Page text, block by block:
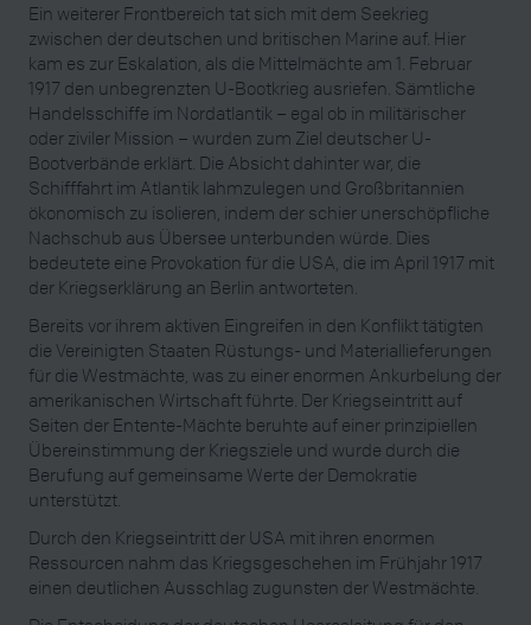
Ein weiterer Frontbereich tat sich mit dem Seekrieg
zwischen der deutschen und britischen Marine auf. Hier
kam es zur Eskalation, als die Mittelmächte am 1. Februar
1917 den unbegrenzten U-Bootkrieg ausriefen. Sämtliche
Handelsschiffe im Nordatlantik – egal ob in militärischer
oder ziviler Mission – wurden zum Ziel deutscher U-
Bootverbände erklärt. Die Absicht dahinter war, die
Schifffahrt im Atlantik lahmzulegen und Großbritannien
ökonomisch zu isolieren, indem der schier unerschöpfliche
Nachschub aus Übersee unterbunden würde. Dies
bedeutete eine Provokation für die USA, die im April 1917 mit
der Kriegserklärung an Berlin antworteten.
Bereits vor ihrem aktiven Eingreifen in den Konflikt tätigten
die Vereinigten Staaten Rüstungs- und Materiallieferungen
für die Westmächte, was zu einer enormen Ankurbelung der
amerikanischen Wirtschaft führte. Der Kriegseintritt auf
Seiten der Entente-Mächte beruhte auf einer prinzipiellen
Übereinstimmung der Kriegsziele und wurde durch die
Berufung auf gemeinsame Werte der Demokratie
unterstützt.
Durch den Kriegseintritt der USA mit ihren enormen
Ressourcen nahm das Kriegsgeschehen im Frühjahr 1917
einen deutlichen Ausschlag zugunsten der Westmächte.